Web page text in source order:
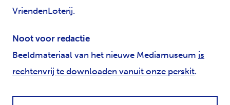
VriendenLoterij.
Noot voor redactie
Beeldmateriaal van het nieuwe Mediamuseum is
rechtenvrij te downloaden vanuit onze perskit.